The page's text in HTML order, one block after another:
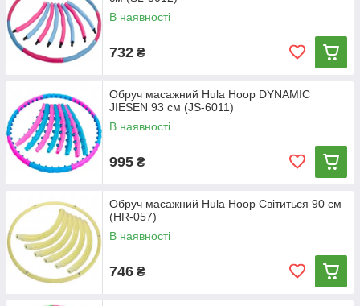
В наявності
732 ₴
Обруч масажний Hula Hoop DYNAMIC
JIESEN 93 см (JS-6011)
В наявності
995 ₴
Обруч масажний Hula Hoop Світиться 90 см
(HR-057)
В наявності
746 ₴